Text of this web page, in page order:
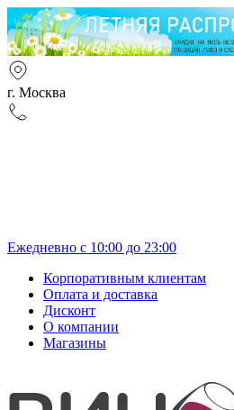
г. Москва
Ежедневно с 10:00 до 23:00
Корпоративным клиентам
Оплата и доставка
Дисконт
О компании
Магазины